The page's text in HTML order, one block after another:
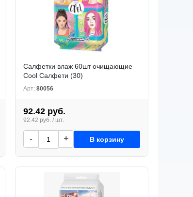
Салфетки влаж 60шт очищающие
Cool Салфети (30)
Арт: 80056
92.42 руб.
92.42 руб. / шт.
- + В корзину